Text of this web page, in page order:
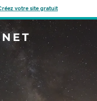
votre site gratuit